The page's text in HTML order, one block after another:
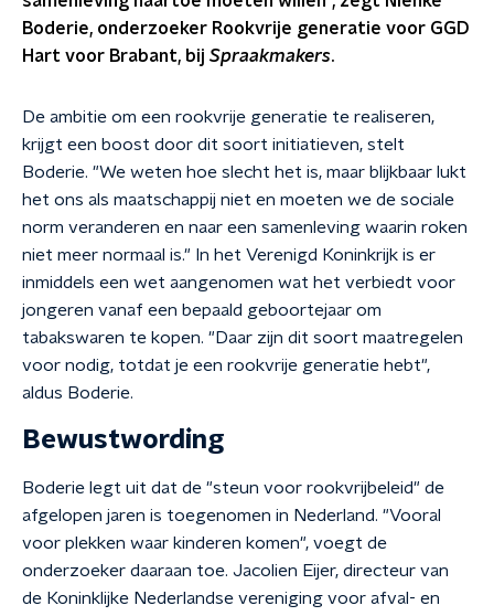
Boderie, onderzoeker Rookvrije generatie voor GGD
Hart voor Brabant, bij Spraakmakers.
De ambitie om een rookvrije generatie te realiseren,
krijgt een boost door dit soort initiatieven, stelt
Boderie. "We weten hoe slecht het is, maar blijkbaar lukt
het ons als maatschappij niet en moeten we de sociale
norm veranderen en naar een samenleving waarin roken
niet meer normaal is." In het Verenigd Koninkrijk is er
inmiddels een wet aangenomen wat het verbiedt voor
jongeren vanaf een bepaald geboortejaar om
tabakswaren te kopen. "Daar zijn dit soort maatregelen
voor nodig, totdat je een rookvrije generatie hebt",
aldus Boderie.
Bewustwording
Boderie legt uit dat de "steun voor rookvrijbeleid" de
afgelopen jaren is toegenomen in Nederland. "Vooral
voor plekken waar kinderen komen", voegt de
onderzoeker daaraan toe. Jacolien Eijer, directeur van
de Koninklijke Nederlandse vereniging voor afval- en